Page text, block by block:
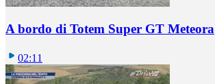
A bordo di Totem Super GT Meteora
02:11